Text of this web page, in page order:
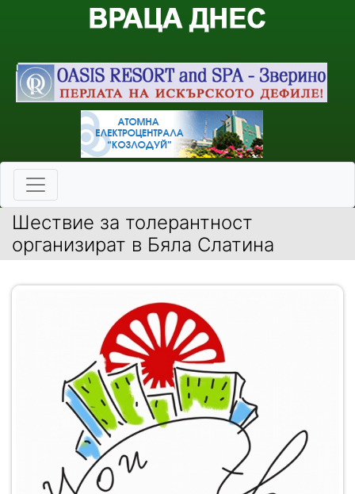
Шествие за толерантност
организират в Бяла Слатина